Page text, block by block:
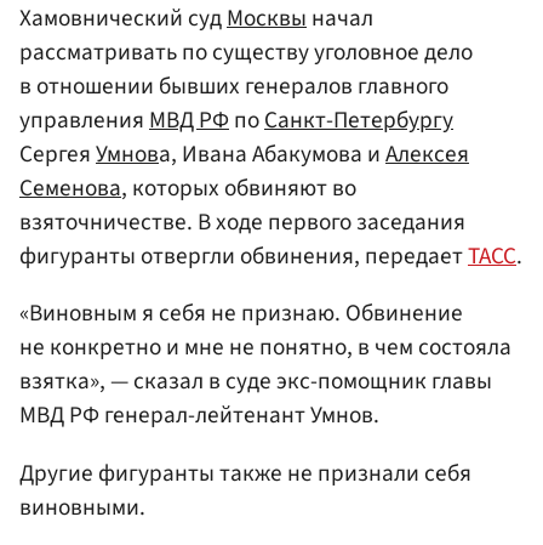
Хамовнический судМосквыначал
рассматривать по существу уголовное дело
в отношении бывших генералов главного
управленияМВД РФпоСанкт-Петербургу
СергеяУмнова, Ивана Абакумова иАлексея
Семенова, которых обвиняют во
взяточничестве. В ходе первого заседания
фигуранты отвергли обвинения, передаетТАСС.
«Виновным я себя не признаю. Обвинение
не конкретно и мне не понятно, в чем состояла
взятка», — сказал в суде экс-помощник главы
МВД РФ генерал-лейтенант Умнов.
Другие фигуранты также не признали себя
виновными.